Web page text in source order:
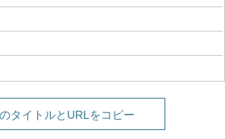
タイトルとURLをコピー